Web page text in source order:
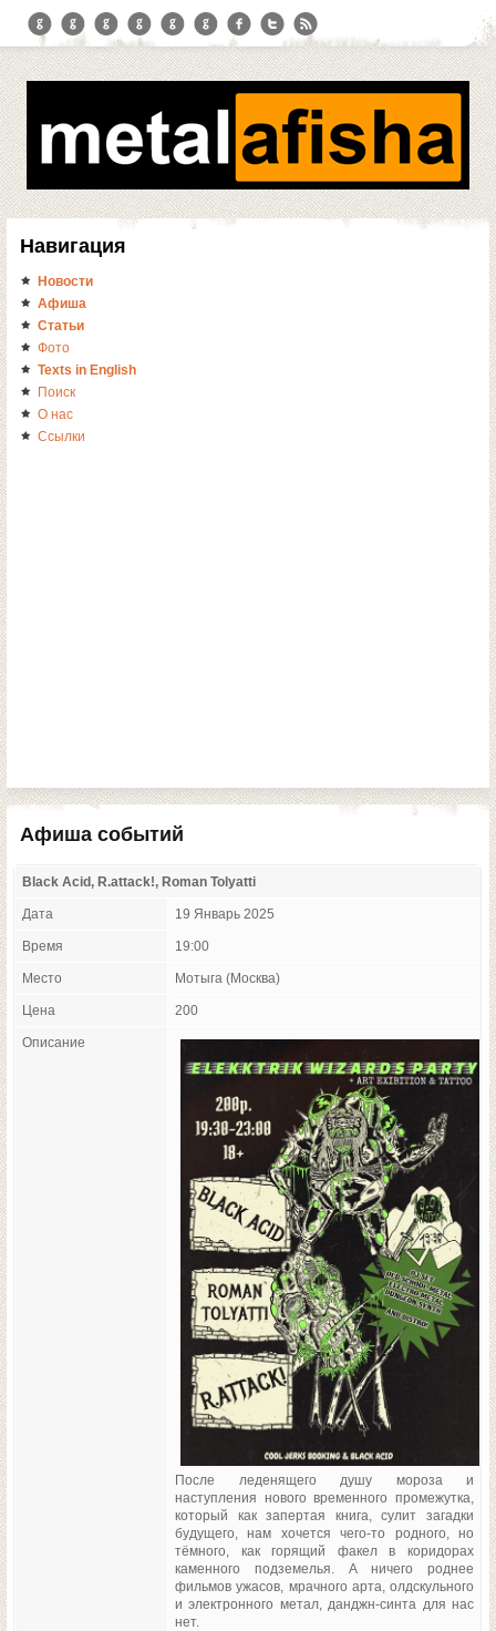
Навигация
Новости
Афиша
Статьи
Фото
Texts in English
Поиск
О нас
Ссылки
Афиша событий
Black Acid, R.attack!, Roman Tolyatti
Дата 19 Январь 2025
Время 19:00
Место Мотыга (Москва)
Цена 200
Описание
После леденящего душу мороза и
наступления нового временного промежутка,
который как запертая книга, сулит загадки
будущего, нам хочется чего-то родного, но
тёмного, как горящий факел в коридорах
каменного подземелья. А ничего роднее
фильмов ужасов, мрачного арта, олдскульного
и электронного метал, данджн-синта для нас
нет.